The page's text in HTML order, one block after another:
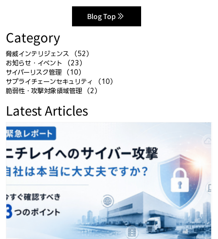
Blog Top
Category
脅威インテリジェンス （52）
お知らせ・イベント
（23）
サイバーリスク管理
（10）
サプライチェーンセキュリティ
（10）
脆弱性・攻撃対象領域管理
（2）
Latest Articles